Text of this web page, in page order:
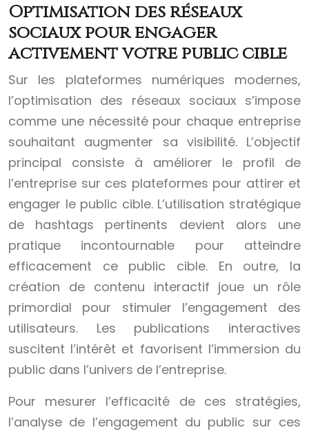
Optimisation des réseaux
sociaux pour engager
activement votre public cible
Sur les plateformes numériques modernes,
l’optimisation des réseaux sociaux s’impose
comme une nécessité pour chaque entreprise
souhaitant augmenter sa visibilité. L’objectif
principal consiste à améliorer le profil de
l’entreprise sur ces plateformes pour attirer et
engager le public cible. L’utilisation stratégique
de hashtags pertinents devient alors une
pratique incontournable pour atteindre
efficacement ce public cible. En outre, la
création de contenu interactif joue un rôle
primordial pour stimuler l’engagement des
utilisateurs. Les publications interactives
suscitent l’intérêt et favorisent l’immersion du
public dans l’univers de l’entreprise.
Pour mesurer l’efficacité de ces stratégies,
l’analyse de l’engagement du public sur ces